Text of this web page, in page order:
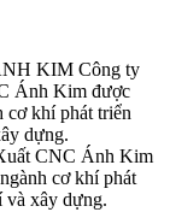
KIM Công ty
Ánh Kim được
cơ khí phát triển
dựng.
CNC Ánh Kim
cơ khí phát
và xây dựng.